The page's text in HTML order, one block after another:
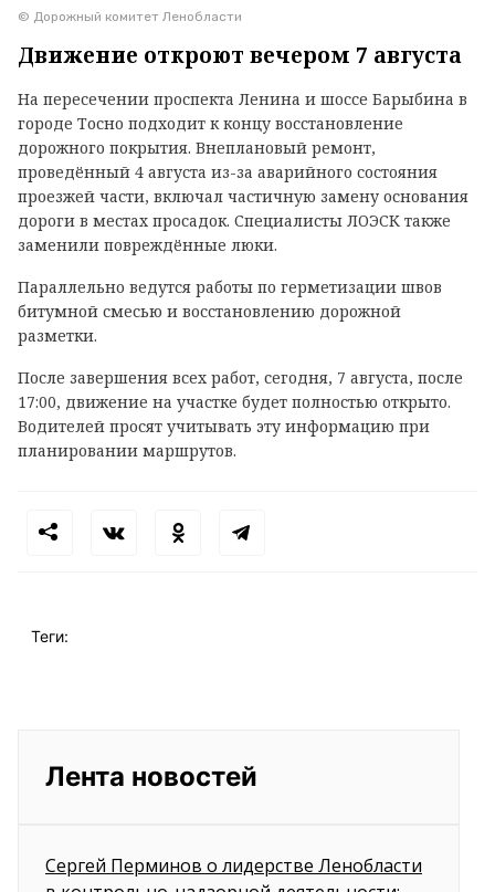
© Дорожный комитет Ленобласти
Движение откроют вечером 7 августа
На пересечении проспекта Ленина и шоссе Барыбина в
городе Тосно подходит к концу восстановление
дорожного покрытия. Внеплановый ремонт,
проведённый 4 августа из-за аварийного состояния
проезжей части, включал частичную замену основания
дороги в местах просадок. Специалисты ЛОЭСК также
заменили повреждённые люки.
Параллельно ведутся работы по герметизации швов
битумной смесью и восстановлению дорожной
разметки.
После завершения всех работ, сегодня, 7 августа, после
17:00, движение на участке будет полностью открыто.
Водителей просят учитывать эту информацию при
планировании маршрутов.
Теги:
Лента новостей
Сергей Перминов о лидерстве Ленобласти